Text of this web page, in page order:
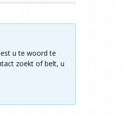
u te woord te
zoekt of belt, u